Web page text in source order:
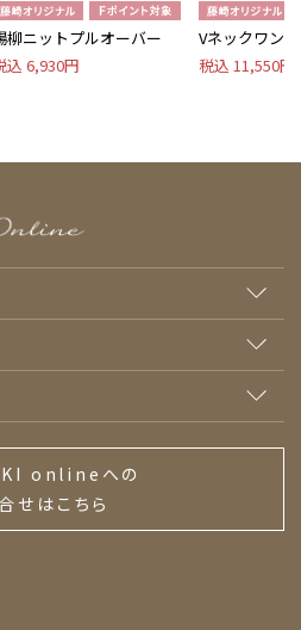
柳ニットプルオーバー
込 6,930円
Vネックワン
税込 11,550円
onlineへの
せはこちら